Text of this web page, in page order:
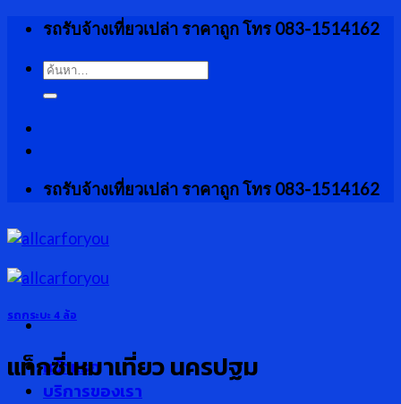
Skip
content
รถรับจ้างเที่ยวเปล่า ราคาถูก โทร 083-1514162
ค้นหา:
รถรับจ้างเที่ยวเปล่า ราคาถูก โทร 083-1514162
หน้าแรก
บริการของเรา
รถกระบะ 4 ล้อ
แท็กซี่เหมาเที่ยว นครปฐม